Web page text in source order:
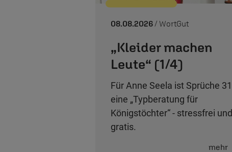
08.08.2026 / WortGut
„Kleider machen
Leute“ (1/4)
Für Anne Seela ist Sprüche 31
eine „Typberatung für
Königstöchter“ - stressfrei und
gratis.
mehr